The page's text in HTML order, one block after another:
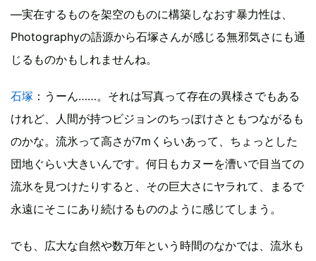
―実在するものを架空のものに構築しなおす暴力性は、
Photographyの語源から石塚さんが感じる無邪気さにも通
じるものかもしれませんね。
石塚 ：うーん……。それは写真って存在の異様さでもある
けれど、人間が持つビジョンのちっぽけさともつながるも
のかな。流氷って高さが7mくらいあって、ちょっとした
団地ぐらい大きいんです。何日もカヌーを漕いで目当ての
流氷を見つけたりすると、その巨大さにヤラれて、まるで
永遠にそこにあり続けるもののように感じてしまう。
でも、広大な自然や数万年という時間のなかでは、流氷も